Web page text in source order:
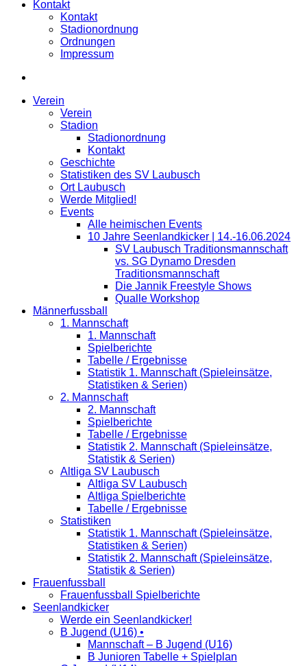
Kontakt
Kontakt
Stadionordnung
Ordnungen
Impressum
Verein
Verein
Stadion
Stadionordnung
Kontakt
Geschichte
Statistiken des SV Laubusch
Ort Laubusch
Werde Mitglied!
Events
Alle heimischen Events
10 Jahre Seenlandkicker | 14.-16.06.2024
SV Laubusch Traditionsmannschaft
vs. SG Dynamo Dresden
Traditionsmannschaft
Die Jannik Freestyle Shows
Qualle Workshop
Männerfussball
1. Mannschaft
1. Mannschaft
Spielberichte
Tabelle / Ergebnisse
Statistik 1. Mannschaft (Spieleinsätze,
Statistiken & Serien)
2. Mannschaft
2. Mannschaft
Spielberichte
Tabelle / Ergebnisse
Statistik 2. Mannschaft (Spieleinsätze,
Statistik & Serien)
Altliga SV Laubusch
Altliga SV Laubusch
Altliga Spielberichte
Tabelle / Ergebnisse
Statistiken
Statistik 1. Mannschaft (Spieleinsätze,
Statistiken & Serien)
Statistik 2. Mannschaft (Spieleinsätze,
Statistik & Serien)
Frauenfussball
Frauenfussball Spielberichte
Seenlandkicker
Werde ein Seenlandkicker!
B Jugend (U16) •
Mannschaft – B Jugend (U16)
B Junioren Tabelle + Spielplan